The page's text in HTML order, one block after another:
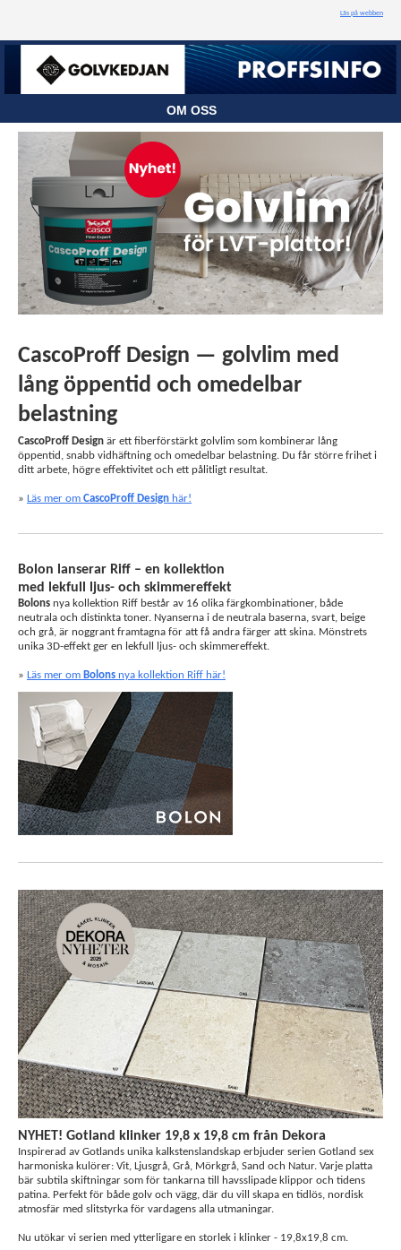
Läs på webben
OM OSS
CascoProff Design — golvlim med
lång öppentid och omedelbar
belastning
CascoProff Design är ett fiberförstärkt golvlim som kombinerar lång
öppentid, snabb vidhäftning och omedelbar belastning. Du får större frihet i
ditt arbete, högre effektivitet och ett pålitligt resultat.
» Läs mer om CascoProff Design här!
Bolon lanserar Riff – en kollektion
med lekfull ljus- och skimmereffekt
Bolons nya kollektion Riff består av 16 olika färgkombinationer, både
neutrala och distinkta toner. Nyanserna i de neutrala baserna, svart, beige
och grå, är noggrant framtagna för att få andra färger att skina. Mönstrets
unika 3D-effekt ger en lekfull ljus- och skimmereffekt.
» Läs mer om Bolons nya kollektion Riff här!
NYHET! Gotland klinker 19,8 x 19,8 cm från Dekora
Inspirerad av Gotlands unika kalkstenslandskap erbjuder serien Gotland sex
harmoniska kulörer: Vit, Ljusgrå, Grå, Mörkgrå, Sand och Natur. Varje platta
bär subtila skiftningar som för tankarna till havsslipade klippor och tidens
patina. Perfekt för både golv och vägg, där du vill skapa en tidlös, nordisk
atmosfär med slitstyrka för vardagens alla utmaningar.
Nu utökar vi serien med ytterligare en storlek i klinker - 19,8x19,8 cm.